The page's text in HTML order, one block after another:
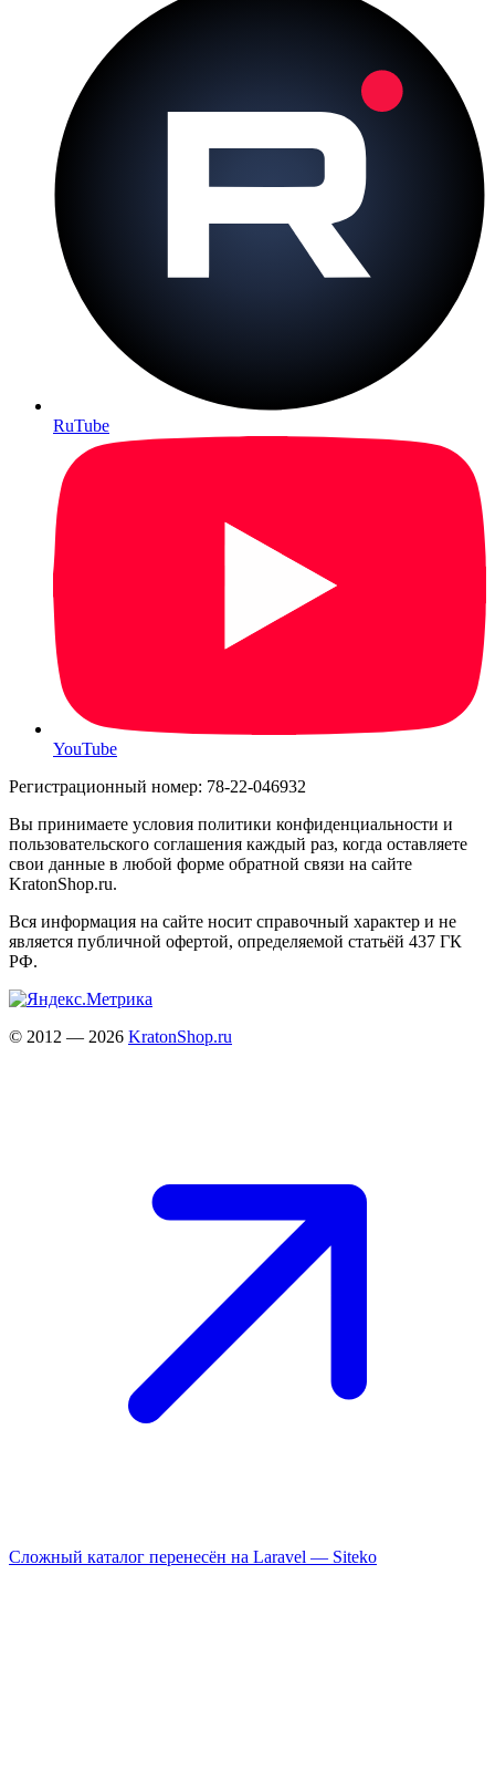
RuTube
YouTube
Регистрационный номер: 78-22-046932
Вы принимаете условия политики конфиденциальности и
пользовательского соглашения каждый раз, когда оставляете
свои данные в любой форме обратной связи на сайте
KratonShop.ru.
Вся информация на сайте носит справочный характер и не
является публичной офертой, определяемой статьёй 437 ГК
РФ.
© 2012 — 2026 KratonShop.ru
Сложный каталог перенесён на Laravel — Siteko